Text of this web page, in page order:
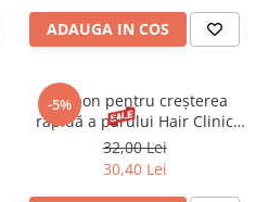
ADAUGA IN COS
-5%
Șampon pentru creșterea
rapidă a părului Hair Clinic
Fast Growth Micellar 8-1
Eveline 400 ml
32,00 Lei
30,40 Lei